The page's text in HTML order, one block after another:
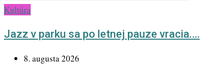
Kultúra
Jazz v parku sa po letnej pauze vracia.…
8. augusta 2026